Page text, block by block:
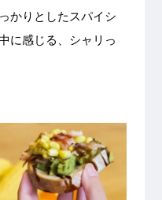
かりとしたスパイシ
に感じる、シャリっ